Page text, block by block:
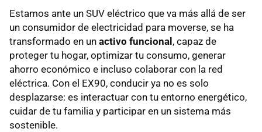
Estamos ante un SUV eléctrico que va más allá de ser
un consumidor de electricidad para moverse, se ha
transformado en un activo funcional , capaz de
proteger tu hogar, optimizar tu consumo, generar
ahorro económico e incluso colaborar con la red
eléctrica. Con el EX90, conducir ya no es solo
desplazarse: es interactuar con tu entorno energético,
cuidar de tu familia y participar en un sistema más
sostenible.